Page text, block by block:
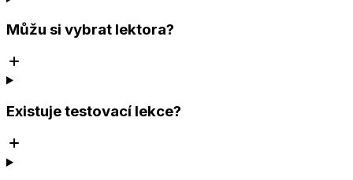
Můžu si vybrat lektora?
Existuje testovací lekce?